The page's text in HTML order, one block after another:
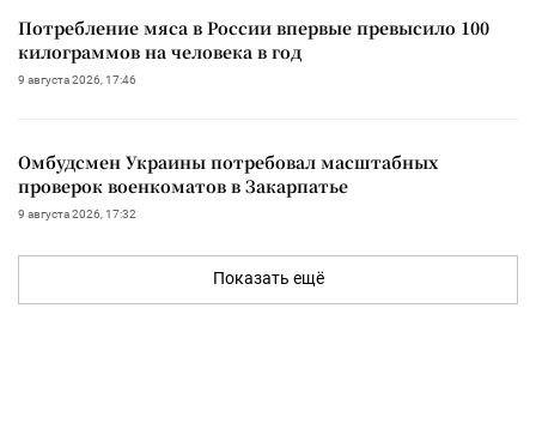
Потребление мяса в России впервые превысило 100
килограммов на человека в год
9 августа 2026, 17:46
Омбудсмен Украины потребовал масштабных
проверок военкоматов в Закарпатье
9 августа 2026, 17:32
Показать ещё